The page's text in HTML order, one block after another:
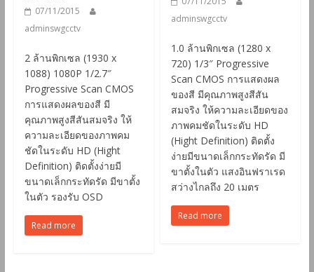
07/11/2015
adminswgcctv
2 ล้านพิกเซล (1930 x
1088) 1080P 1/2.7″
Progressive Scan CMOS
การแสดงผลของสี มี
คุณภาพสูงสีสันสมจริง ให้
ความละเอียดของภาพคม
ชัดในระดับ HD (Hight
Definition) ติดตั้งง่ายมี
ขนาดเล็กกระทัดรัด มีขาตั้ง
ในตัว รองรับ OSD
Read more
adminswgcctv
1.0 ล้านพิกเซล (1280 x
720) 1/3″ Progressive
Scan CMOS การแสดงผล
ของสี มีคุณภาพสูงสีสัน
สมจริง ให้ความละเอียดของ
ภาพคมชัดในระดับ HD
(Hight Definition) ติดตั้ง
ง่ายมีขนาดเล็กกระทัดรัด มี
ขาตั้งในตัว แสงอินฟราเรด
สว่างไกลถึง 20 เมตร
Read more